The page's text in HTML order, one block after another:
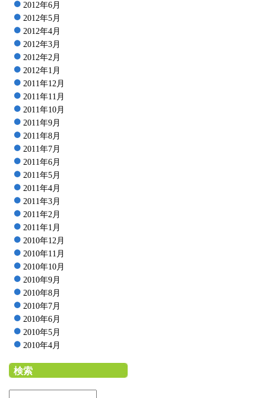
2012年6月
2012年5月
2012年4月
2012年3月
2012年2月
2012年1月
2011年12月
2011年11月
2011年10月
2011年9月
2011年8月
2011年7月
2011年6月
2011年5月
2011年4月
2011年3月
2011年2月
2011年1月
2010年12月
2010年11月
2010年10月
2010年9月
2010年8月
2010年7月
2010年6月
2010年5月
2010年4月
検索